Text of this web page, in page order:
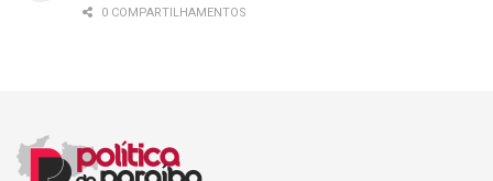
0 COMPARTILHAMENTOS